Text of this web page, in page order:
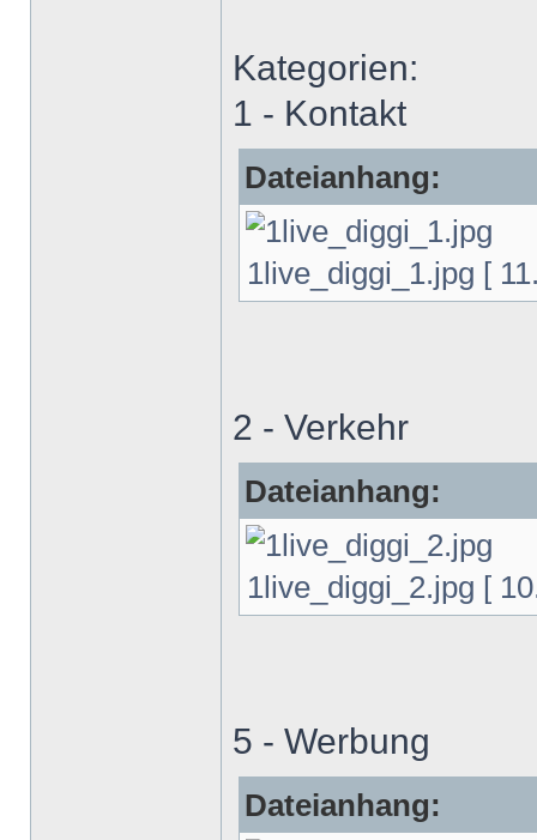
Kategorien:
1 - Kontakt
Dateianhang:
1live_diggi_1.jpg [
2 - Verkehr
Dateianhang:
1live_diggi_2.jpg [
5 - Werbung
Dateianhang: